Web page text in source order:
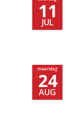
11
JUL
maandag
24
AUG